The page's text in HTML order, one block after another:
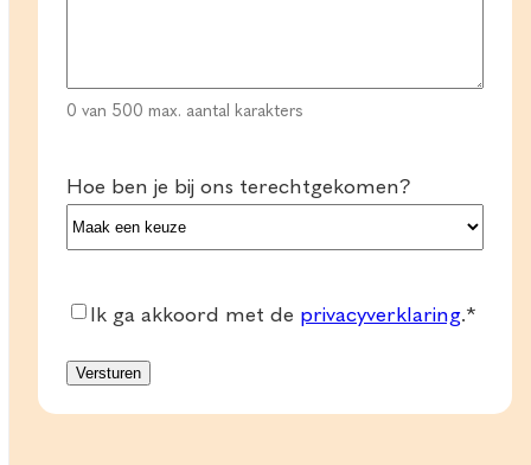
0 van 500 max. aantal karakters
Hoe ben je bij ons terechtgekomen?
Consent*
Ik ga akkoord met de privacyverklaring.*